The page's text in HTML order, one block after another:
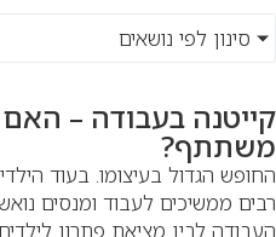
סינון לפי נושאים
בעבודה –
הגדול בעיצומו. בעוד
ממשיכים לעבוד ומנסים
לבין מציאת פתרון